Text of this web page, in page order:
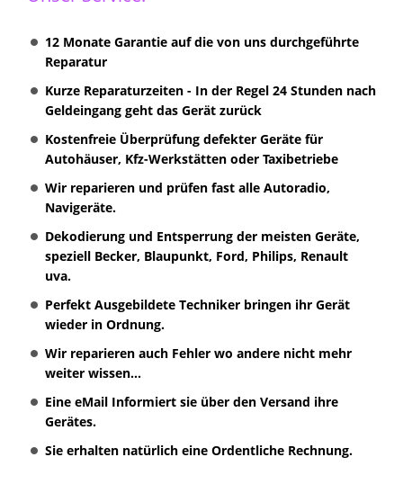
12 Monate Garantie auf die von uns durchgeführte
Reparatur
Kurze Reparaturzeiten - In der Regel 24 Stunden nach
Geldeingang geht das Gerät zurück
Kostenfreie Überprüfung defekter Geräte für
Autohäuser, Kfz-Werkstätten oder Taxibetriebe
Wir reparieren und prüfen fast alle Autoradio,
Navigeräte.
Dekodierung und Entsperrung der meisten Geräte,
speziell Becker, Blaupunkt, Ford, Philips, Renault
uva.
Perfekt Ausgebildete Techniker bringen ihr Gerät
wieder in Ordnung.
Wir reparieren auch Fehler wo andere nicht mehr
weiter wissen...
Eine eMail Informiert sie über den Versand ihre
Gerätes.
Sie erhalten natürlich eine Ordentliche Rechnung.